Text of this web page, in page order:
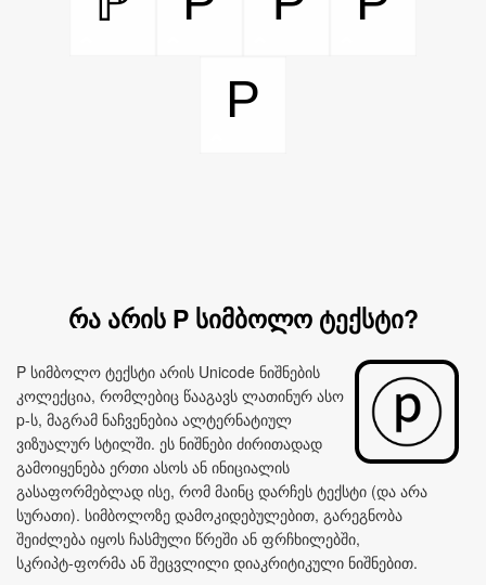
P
რა არის P სიმბოლო ტექსტი?
P სიმბოლო ტექსტი არის Unicode ნიშნების
კოლექცია, რომლებიც წააგავს ლათინურ ასო
p‑ს, მაგრამ ნაჩვენებია ალტერნატიულ
ვიზუალურ სტილში. ეს ნიშნები ძირითადად
გამოიყენება ერთი ასოს ან ინიციალის
გასაფორმებლად ისე, რომ მაინც დარჩეს ტექსტი (და არა
სურათი). სიმბოლოზე დამოკიდებულებით, გარეგნობა
შეიძლება იყოს ჩასმული წრეში ან ფრჩხილებში,
სკრიპტ‑ფორმა ან შეცვლილი დიაკრიტიკული ნიშნებით.